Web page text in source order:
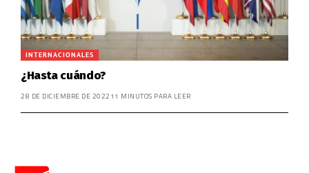
INTERNACIONALES
¿Hasta cuándo?
28 DE DICIEMBRE DE 2022 11 MINUTOS PARA LEER